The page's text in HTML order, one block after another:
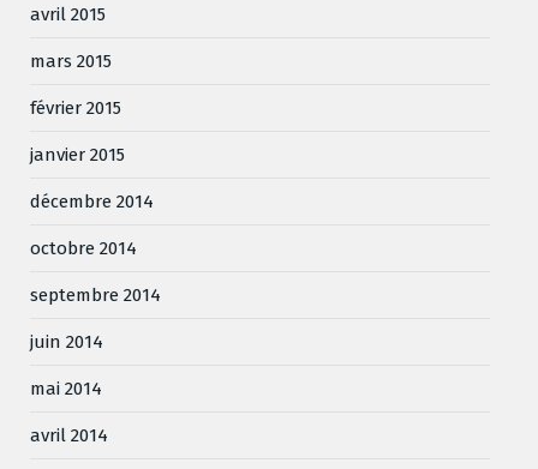
avril 2015
mars 2015
février 2015
janvier 2015
décembre 2014
octobre 2014
septembre 2014
juin 2014
mai 2014
avril 2014